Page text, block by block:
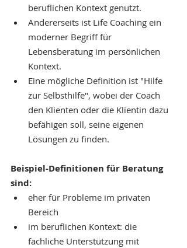
beruflichen Kontext genutzt.
Andererseits ist Life Coaching ein
moderner Begriff für
Lebensberatung im persönlichen
Kontext.
Eine mögliche Definition ist "Hilfe
zur Selbsthilfe", wobei der Coach
den Klienten oder die Klientin dazu
befähigen soll, seine eigenen
Lösungen zu finden.
Beispiel-Definitionen für Beratung
sind:
eher für Probleme im privaten
Bereich
im beruflichen Kontext: die
fachliche Unterstützung mit